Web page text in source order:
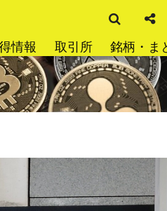
情報 取引所 銘柄・ま
索